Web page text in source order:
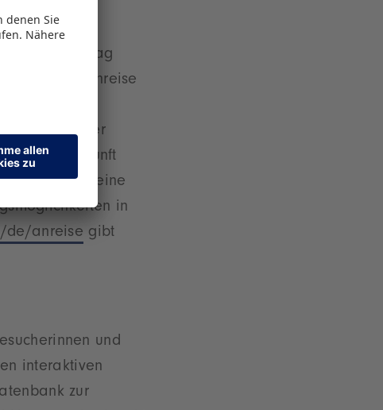
Bus zur
Uhr am Vortag
Anreise
an. Diese
der
Unterkunft
die eine
in
de/anreise gibt
und
interaktiven
zur